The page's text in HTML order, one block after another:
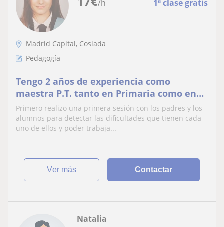
/h 1ª clase gratis
Madrid Capital, Coslada
Pedagogía
Tengo 2 años de experiencia como
maestra P.T. tanto en Primaria como en
Secundaria en dos colegios
Primero realizo una primera sesión con los padres y los
alumnos para detectar las dificultades que tienen cada
uno de ellos y poder trabaja...
ver más Contactar
Natalia